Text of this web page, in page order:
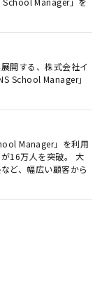
開する、株式会社イ
School Manager」
Manager」を利用
16万人を突破。 大
ど、幅広い顧客から